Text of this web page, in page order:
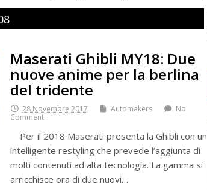
Maserati Ghibli MY18: Due
nuove anime per la berlina
del tridente
28 Novembre 2017 Automakers
No
Comment
Per il 2018 Maserati presenta la Ghibli con un
intelligente restyling che prevede l’aggiunta di
molti contenuti ad alta tecnologia. La gamma si
arricchisce ora di due nuovi…